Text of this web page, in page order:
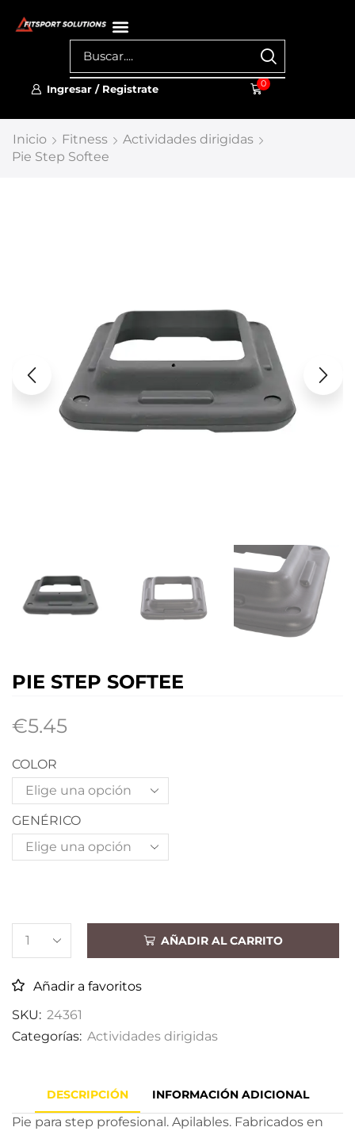
Ingresar / Registrate 0
Inicio Fitness
Actividades dirigidas
Pie Step Softee
PIE STEP SOFTEE
€5.45
COLOR
GENÉRICO
AÑADIR AL CARRITO
Añadir a favoritos
SKU: 24361
Categorías: Actividades dirigidas
DESCRIPCIÓN INFORMACIÓN ADICIONAL
Pie para step profesional. Apilables. Fabricados en